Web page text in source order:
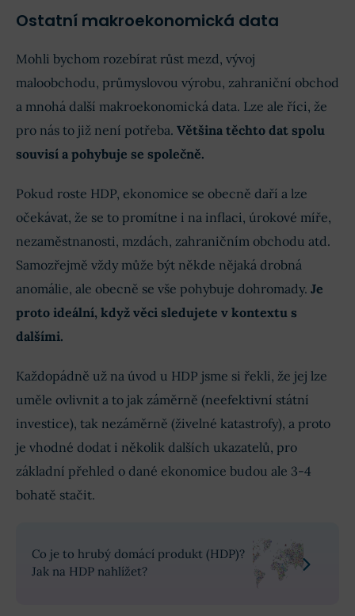
Ostatní makroekonomická data
Mohli bychom rozebírat růst mezd, vývoj
maloobchodu, průmyslovou výrobu, zahraniční obchod
a mnohá další makroekonomická data. Lze ale říci, že
pro nás to již není potřeba. Většina těchto dat spolu
souvisí a pohybuje se společně.
Pokud roste HDP, ekonomice se obecně daří a lze
očekávat, že se to promítne i na inflaci, úrokové míře,
nezaměstnanosti, mzdách, zahraničním obchodu atd.
Samozřejmě vždy může být někde nějaká drobná
anomálie, ale obecně se vše pohybuje dohromady. Je
proto ideální, když věci sledujete v kontextu s
dalšími.
Každopádně už na úvod u HDP jsme si řekli, že jej lze
uměle ovlivnit a to jak záměrně (neefektivní státní
investice), tak nezáměrně (živelné katastrofy), a proto
je vhodné dodat i několik dalších ukazatelů, pro
základní přehled o dané ekonomice budou ale 3-4
bohatě stačit.
Co je to hrubý domácí produkt (HDP)?
Jak na HDP nahlížet?